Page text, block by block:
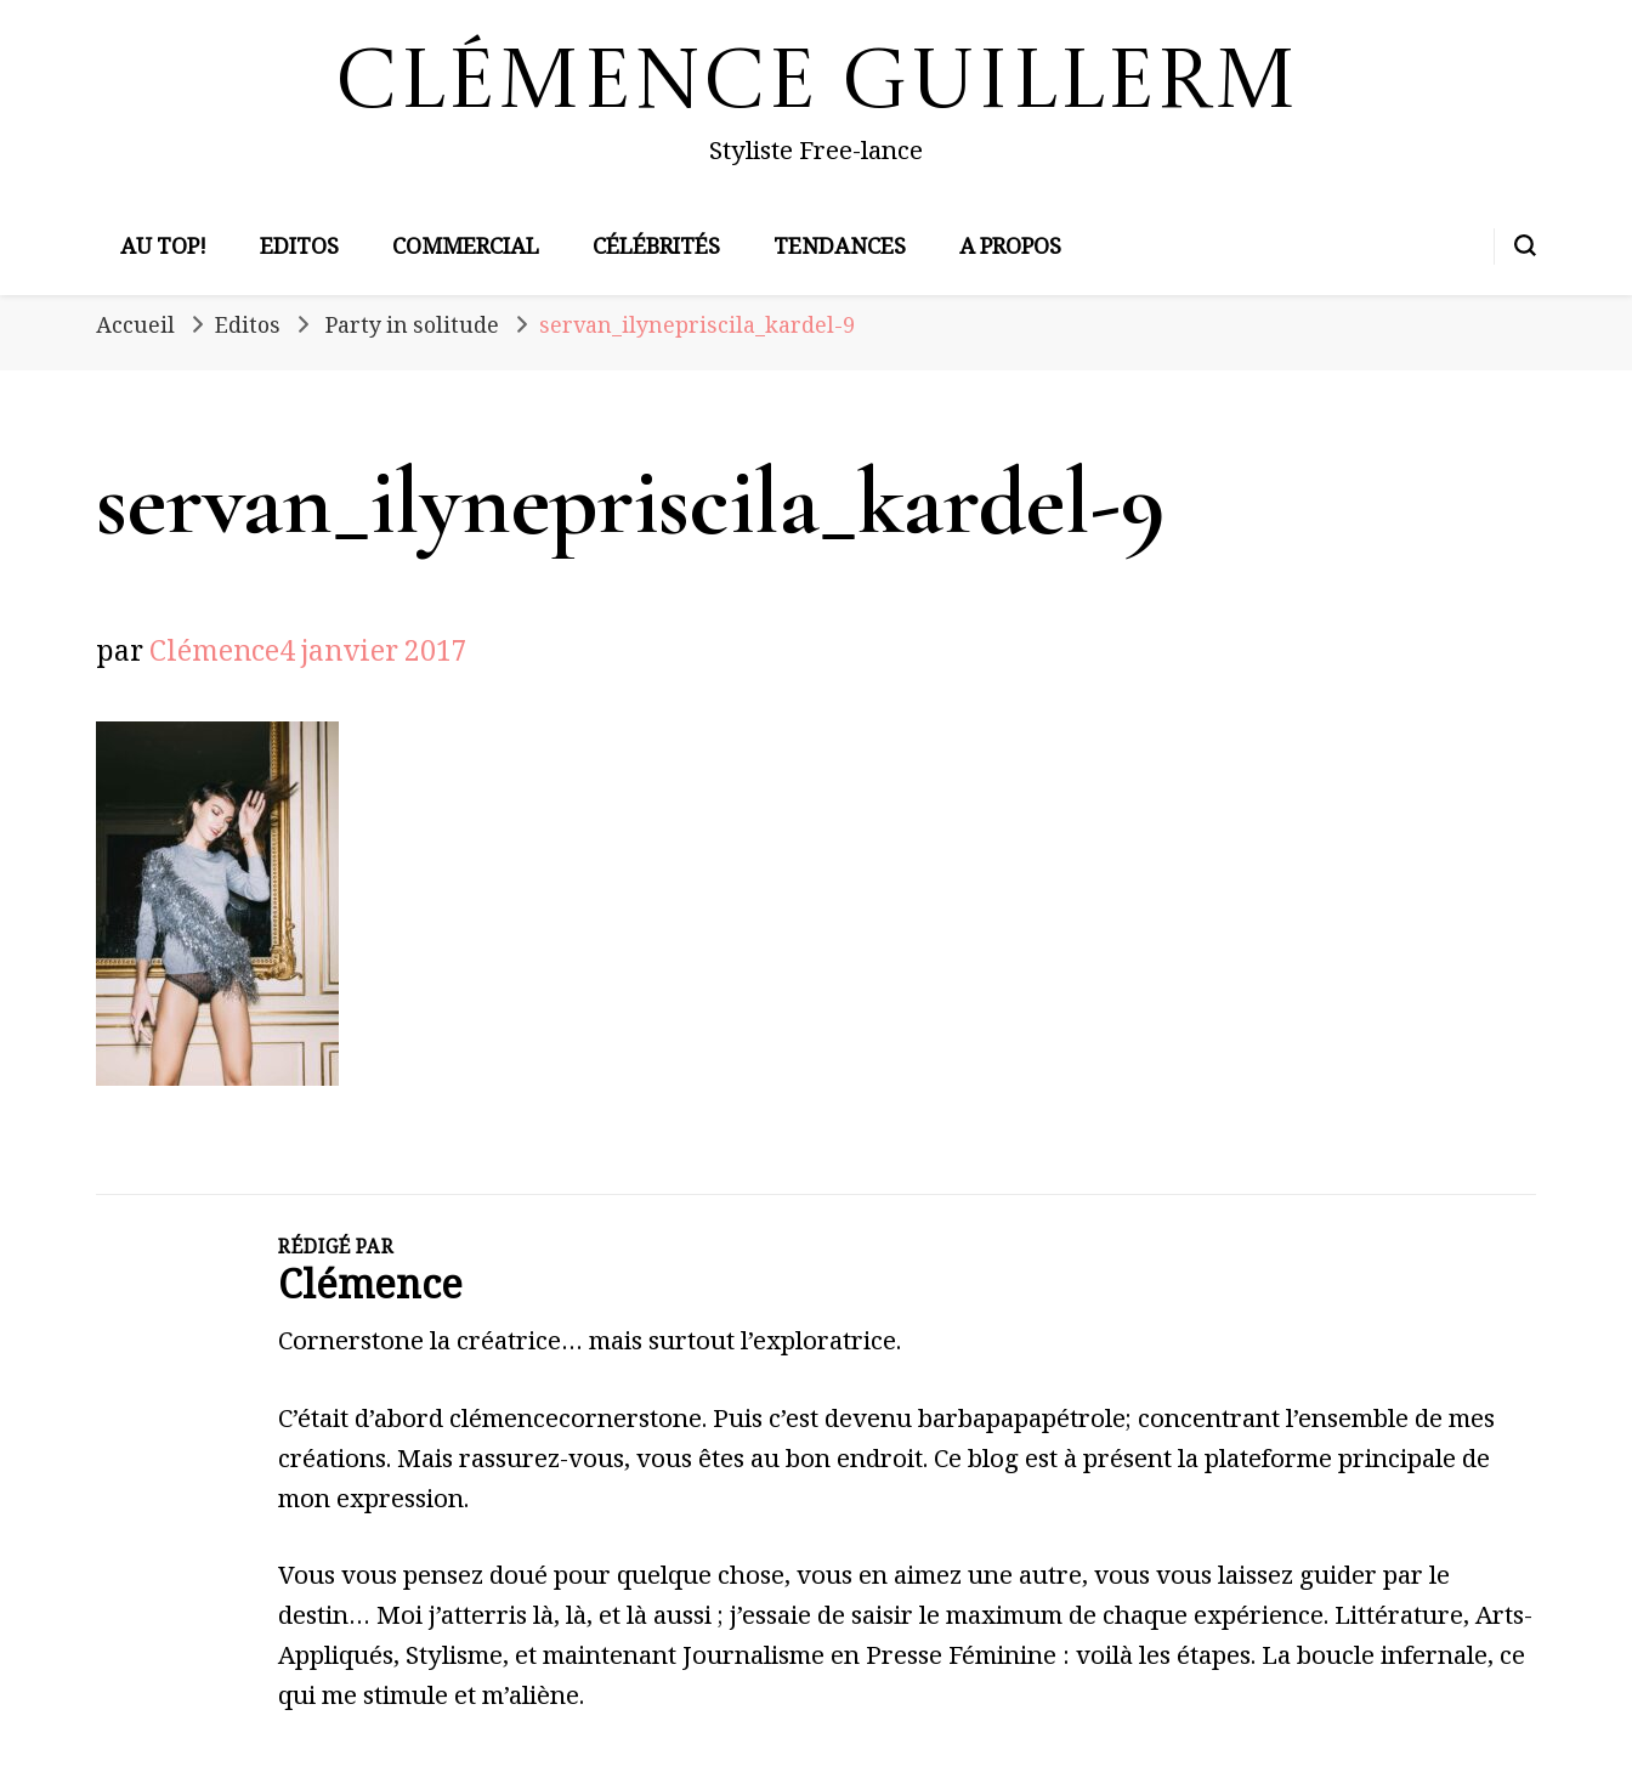
Clémence Guillerm
Styliste Free-lance
AU TOP! EDITOS COMMERCIAL CÉLÉBRITÉS TENDANCES A PROPOS
Accueil Editos Party in solitude servan_ilynepriscila_kardel-9
servan_ilynepriscila_kardel-9
parClémence4 janvier 2017
RÉDIGÉ PAR
Clémence
Cornerstone la créatrice… mais surtout l’exploratrice.
C’était d’abord clémencecornerstone. Puis c’est devenu barbapapapétrole; concentrant l’ensemble de mes
créations. Mais rassurez-vous, vous êtes au bon endroit. Ce blog est à présent la plateforme principale de
mon expression.
Vous vous pensez doué pour quelque chose, vous en aimez une autre, vous vous laissez guider par le
destin… Moi j’atterris là, là, et là aussi ; j’essaie de saisir le maximum de chaque expérience. Littérature, Arts-
Appliqués, Stylisme, et maintenant Journalisme en Presse Féminine : voilà les étapes. La boucle infernale, ce
qui me stimule et m’aliène.